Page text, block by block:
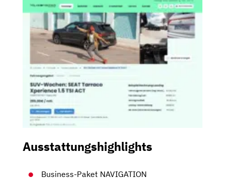
Ausstattungshighlights
Business-Paket NAVIGATION